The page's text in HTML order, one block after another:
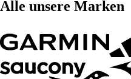
Alle unsere Marken